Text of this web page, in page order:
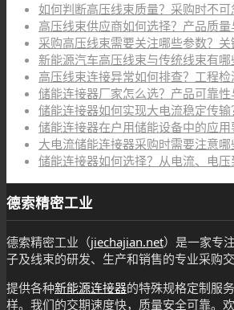
如何判断高压线束质量？采购时不
高压线束供应商如何选择？产品质
采购高压线束需要关注哪些参数？
新能源汽车高压线束与传统线束有哪
高压线束连接异常如何排查？工程
储能连接器厂家怎么选？产品可靠
储能连接器如何实现大电流稳定传
储能连接器在户用储能设备中的应用
大电流储能连接器采购时需要注意哪
储能连接器如何选择？从电流、电
德索精密工业
德索精密工业（jiechajian.net）是一家专
子及线束的研发、生产和销售的专业采购交
提供各种新能源连接器的特殊规格定制服
样。我们的交期速度快，质量安全可靠。